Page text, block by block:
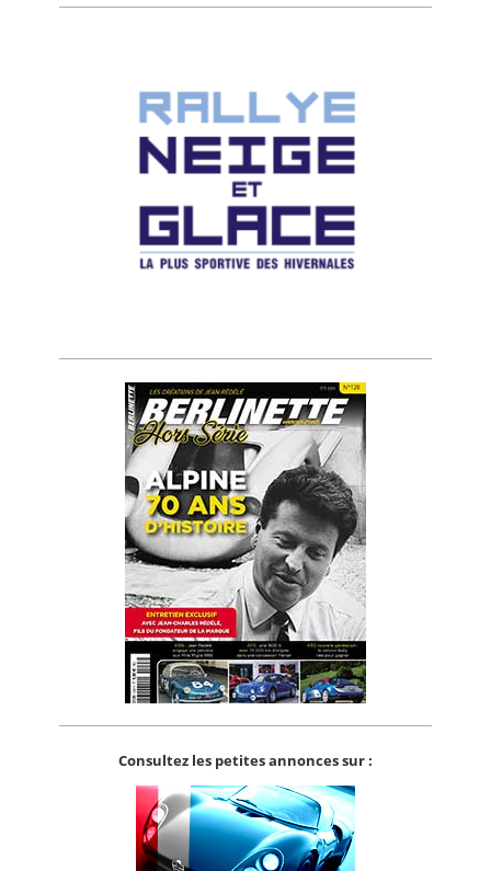
Consultez les petites annonces sur :